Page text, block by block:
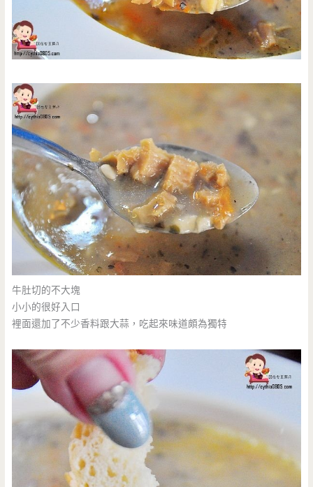
牛肚切的不大塊
小小的很好入口
裡面還加了不少香料跟大蒜，吃起來味道頗為獨特